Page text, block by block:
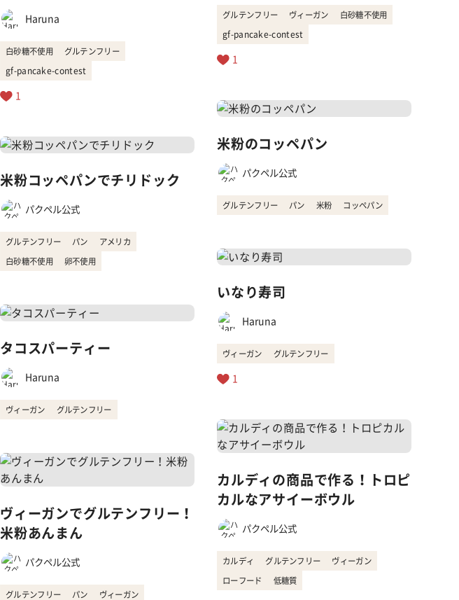
Haruna
白砂糖不使用 グルテンフリー
gf-pancake-contest
1
米粉コッペパンでチリドック
パクペル公式
グルテンフリー パン アメリカ
白砂糖不使用 卵不使用
タコスパーティー
Haruna
ヴィーガン グルテンフリー
ヴィーガンでグルテンフリー！
米粉あんまん
パクペル公式
グルテンフリー パン ヴィーガン
グルテンフリー ヴィーガン 白砂糖不使用
gf-pancake-contest
1
米粉のコッペパン
パクペル公式
グルテンフリー パン 米粉 コッペパン
いなり寿司
Haruna
ヴィーガン グルテンフリー
1
カルディの商品で作る！トロピ
カルなアサイーボウル
パクペル公式
カルディ グルテンフリー ヴィーガン
ローフード 低糖質